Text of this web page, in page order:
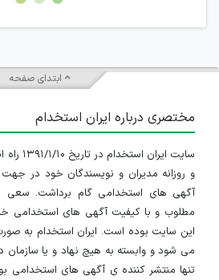
ابتدای صفحه
مختصری درباره ایران استخدام
سایت
و روزانه مدیران و نویسندگان خود در
آگهی های استخدامی گام برداشت. سعی
مطلوب و با کیفیت آگهی های استخدامی
این سایت بوده است. ایران استخدام به
می شود و وابسته به هیچ نهاد و یا سازمان
تنها منتشر کننده ی آگهی های استخدامی